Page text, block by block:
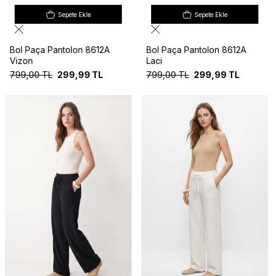
Sepete Ekle
Bol Paça Pantolon 8612A
Vizon
799,00TL 299,99 TL
Sepete Ekle
Bol Paça Pantolon 8612A
Laci
799,00TL 299,99 TL